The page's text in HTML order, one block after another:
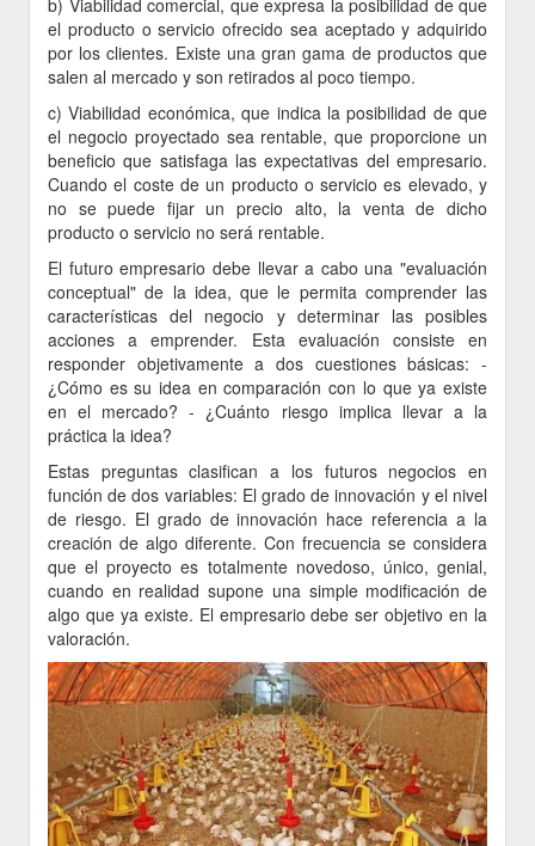
el producto o servicio ofrecido sea aceptado y adquirido
por los clientes. Existe una gran gama de productos que
salen al mercado y son retirados al poco tiempo.
c) Viabilidad económica, que indica la posibilidad de que
el negocio proyectado sea rentable, que proporcione un
beneficio que satisfaga las expectativas del empresario.
Cuando el coste de un producto o servicio es elevado, y
no se puede fijar un precio alto, la venta de dicho
producto o servicio no será rentable.
El futuro empresario debe llevar a cabo una "evaluación
conceptual" de la idea, que le permita comprender las
características del negocio y determinar las posibles
acciones a emprender. Esta evaluación consiste en
responder objetivamente a dos cuestiones básicas: -
¿Cómo es su idea en comparación con lo que ya existe
en el mercado? - ¿Cuánto riesgo implica llevar a la
práctica la idea?
Estas preguntas clasifican a los futuros negocios en
función de dos variables: El grado de innovación y el nivel
de riesgo. El grado de innovación hace referencia a la
creación de algo diferente. Con frecuencia se considera
que el proyecto es totalmente novedoso, único, genial,
cuando en realidad supone una simple modificación de
algo que ya existe. El empresario debe ser objetivo en la
valoración.